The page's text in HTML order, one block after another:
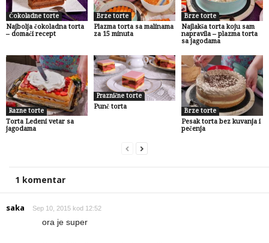
Čokoladne torte
Najbolja čokoladna torta
– domaći recept
Brze torte
Plazma torta sa malinama
za 15 minuta
Brze torte
Najlakša torta koju sam
napravila – plazma torta
sa jagodama
Razne torte
Torta Ledeni vetar sa
jagodama
Praznične torte
Punč torta
Brze torte
Pesak torta bez kuvanja i
pečenja
1 komentar
saka Sep 10, 2015 kod 12:52
ora je super